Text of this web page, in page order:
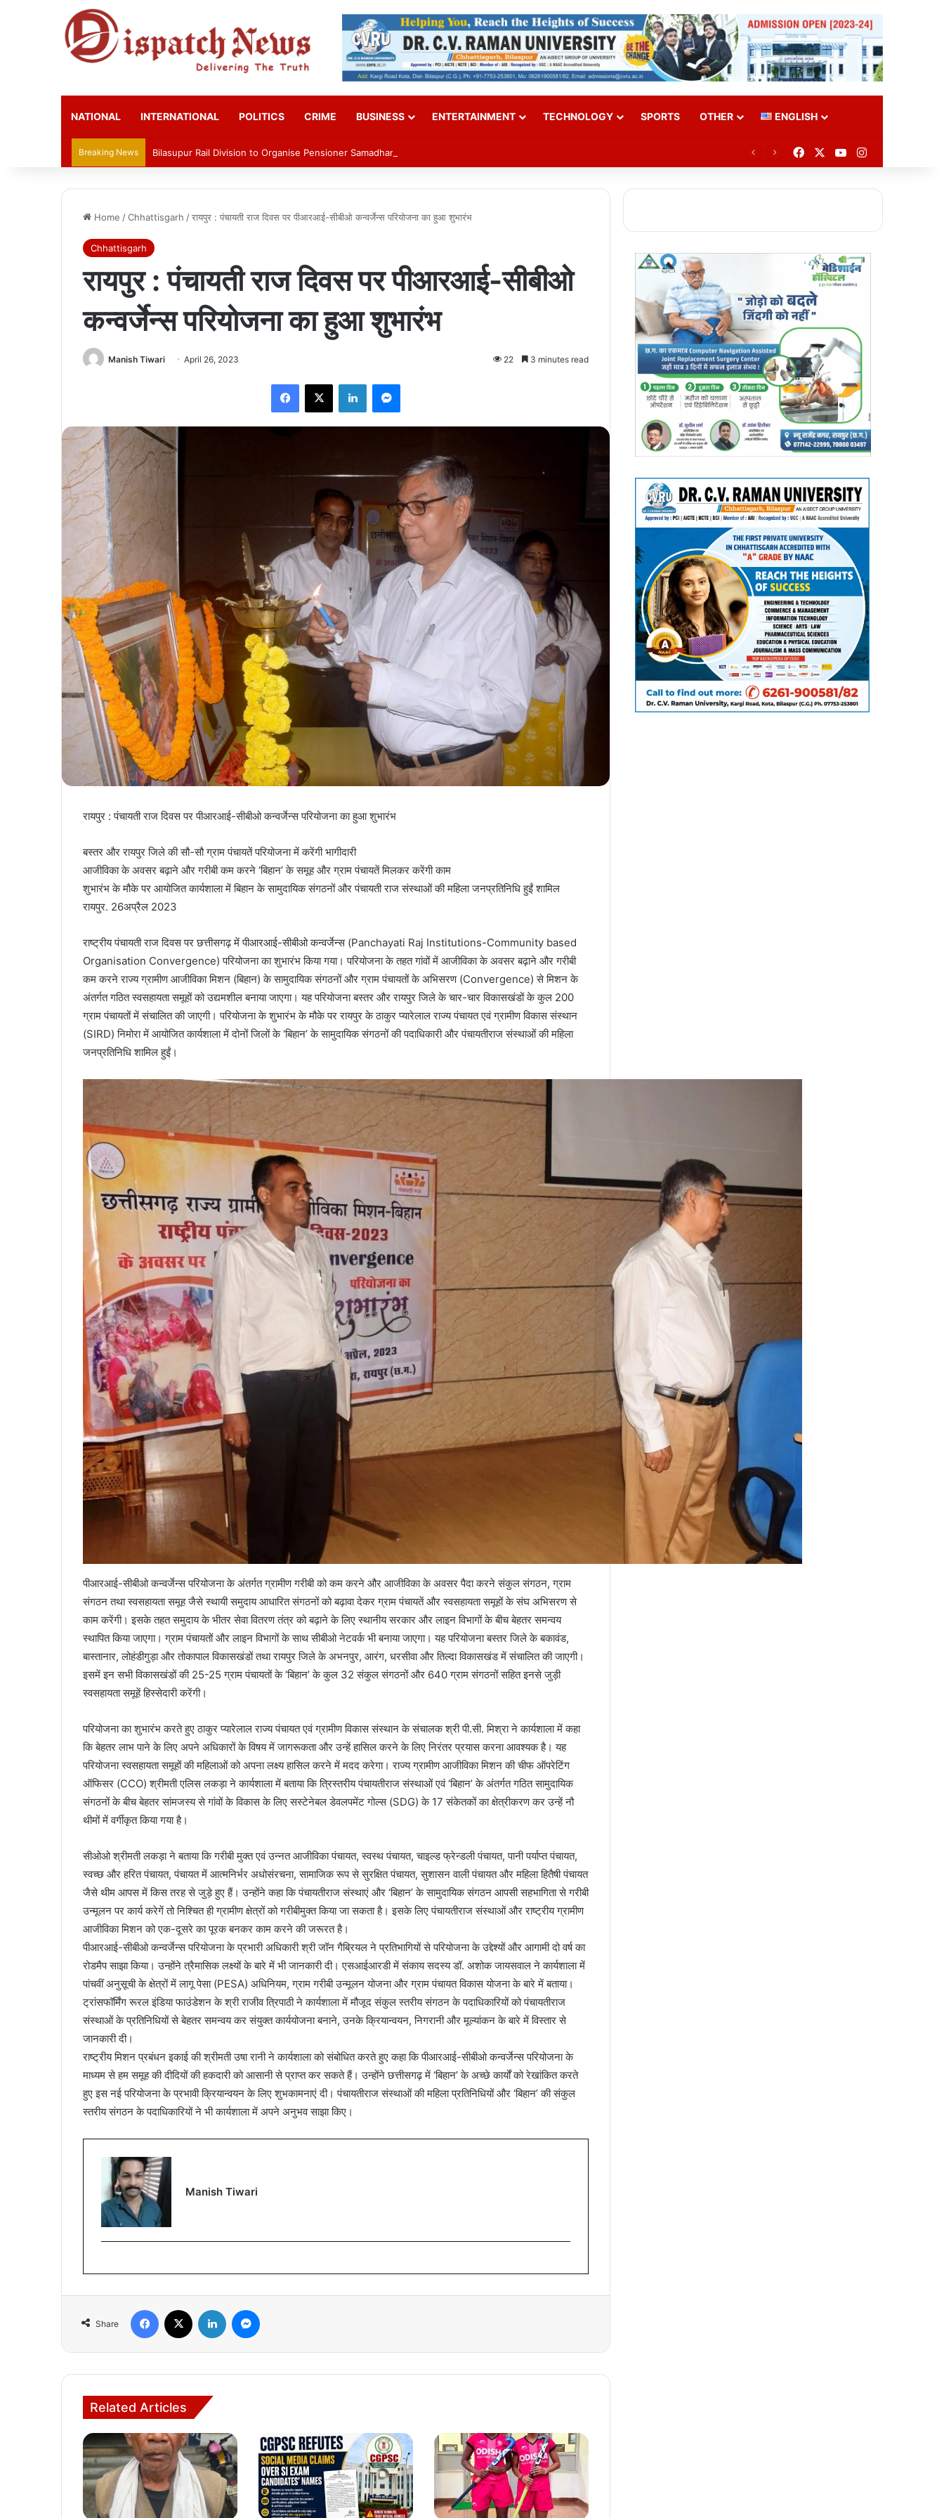
NATIONAL INTERNATIONAL POLITICS CRIME BUSINESS ENTERTAINMENT TECHNOLOGY SPORTS OTHER ENGLISH
Breaking News Bilasupur Rail Division to Organise Pensioner Samadhan Shivir 2026 FacebookYouTubeInstagram
Home /Chhattisgarh /रायपुर : पंचायती राज दिवस पर पीआरआई-सीबीओ कन्वर्जेन्स परियोजना का हुआ शुभारंभ
Chhattisgarh
रायपुर : पंचायती राज दिवस पर पीआरआई-सीबीओ
कन्वर्जेन्स परियोजना का हुआ शुभारंभ
Manish Tiwari April 26, 2023 22 3 minutes read
Facebook
X LinkedInMessenger
रायपुर : पंचायती राज दिवस पर पीआरआई-सीबीओ कन्वर्जेन्स परियोजना का हुआ शुभारंभ
बस्तर और रायपुर जिले की सौ-सौ ग्राम पंचायतें परियोजना में करेंगी भागीदारी
आजीविका के अवसर बढ़ाने और गरीबी कम करने ‘बिहान’ के समूह और ग्राम पंचायतें मिलकर करेंगी काम
शुभारंभ के मौके पर आयोजित कार्यशाला में बिहान के सामुदायिक संगठनों और पंचायती राज संस्थाओं की महिला जनप्रतिनिधि हुईं शामिल
रायपुर. 26अप्रैल 2023
राष्ट्रीय पंचायती राज दिवस पर छत्तीसगढ़ में पीआरआई-सीबीओ कन्वर्जेन्स (Panchayati Raj Institutions-Community based
Organisation Convergence) परियोजना का शुभारंभ किया गया। परियोजना के तहत गांवों में आजीविका के अवसर बढ़ाने और गरीबी
कम करने राज्य ग्रामीण आजीविका मिशन (बिहान) के सामुदायिक संगठनों और ग्राम पंचायतों के अभिसरण (Convergence) से मिशन के
अंतर्गत गठित स्वसहायता समूहों को उद्यमशील बनाया जाएगा। यह परियोजना बस्तर और रायपुर जिले के चार-चार विकासखंडों के कुल 200
ग्राम पंचायतों में संचालित की जाएगी। परियोजना के शुभारंभ के मौके पर रायपुर के ठाकुर प्यारेलाल राज्य पंचायत एवं ग्रामीण विकास संस्थान
(SIRD) निमोरा में आयोजित कार्यशाला में दोनों जिलों के ‘बिहान’ के सामुदायिक संगठनों की पदाधिकारी और पंचायतीराज संस्थाओं की महिला
जनप्रतिनिधि शामिल हुईं।
पीआरआई-सीबीओ कन्वर्जेन्स परियोजना के अंतर्गत ग्रामीण गरीबी को कम करने और आजीविका के अवसर पैदा करने संकुल संगठन, ग्राम
संगठन तथा स्वसहायता समूह जैसे स्थायी समुदाय आधारित संगठनों को बढ़ावा देकर ग्राम पंचायतें और स्वसहायता समूहों के संघ अभिसरण से
काम करेंगी। इसके तहत समुदाय के भीतर सेवा वितरण तंत्र को बढ़ाने के लिए स्थानीय सरकार और लाइन विभागों के बीच बेहतर समन्वय
स्थापित किया जाएगा। ग्राम पंचायतों और लाइन विभागों के साथ सीबीओ नेटवर्क भी बनाया जाएगा। यह परियोजना बस्तर जिले के बकावंड,
बास्तानार, लोहंडीगुड़ा और तोकापाल विकासखंडों तथा रायपुर जिले के अभनपुर, आरंग, धरसीवा और तिल्दा विकासखंड में संचालित की जाएगी।
इसमें इन सभी विकासखंडों की 25-25 ग्राम पंचायतों के ‘बिहान’ के कुल 32 संकुल संगठनों और 640 ग्राम संगठनों सहित इनसे जुड़ी
स्वसहायता समूहें हिस्सेदारी करेंगी।
परियोजना का शुभारंभ करते हुए ठाकुर प्यारेलाल राज्य पंचायत एवं ग्रामीण विकास संस्थान के संचालक श्री पी.सी. मिश्रा ने कार्यशाला में कहा
कि बेहतर लाभ पाने के लिए अपने अधिकारों के विषय में जागरूकता और उन्हें हासिल करने के लिए निरंतर प्रयास करना आवश्यक है। यह
परियोजना स्वसहायता समूहों की महिलाओं को अपना लक्ष्य हासिल करने में मदद करेगा। राज्य ग्रामीण आजीविका मिशन की चीफ ऑपरेटिंग
ऑफिसर (CCO) श्रीमती एलिस लकड़ा ने कार्यशाला में बताया कि त्रिस्तरीय पंचायतीराज संस्थाओं एवं ‘बिहान’ के अंतर्गत गठित सामुदायिक
संगठनों के बीच बेहतर सांमजस्य से गांवों के विकास के लिए सस्टेनेबल डेवलपमेंट गोल्स (SDG) के 17 संकेतकों का क्षेत्रीकरण कर उन्हें नौ
थीमों में वर्गीकृत किया गया है।
सीओओ श्रीमती लकड़ा ने बताया कि गरीबी मुक्त एवं उन्नत आजीविका पंचायत, स्वस्थ पंचायत, चाइल्ड फ्रेन्डली पंचायत, पानी पर्याप्त पंचायत,
स्वच्छ और हरित पंचायत, पंचायत में आत्मनिर्भर अधोसंरचना, सामाजिक रूप से सुरक्षित पंचायत, सुशासन वाली पंचायत और महिला हितैषी पंचायत
जैसे थीम आपस में किस तरह से जुड़े हुए हैं। उन्होंने कहा कि पंचायतीराज संस्थाएं और ‘बिहान’ के सामुदायिक संगठन आपसी सहभागिता से गरीबी
उन्मूलन पर कार्य करेगें तो निश्चित ही ग्रामीण क्षेत्रों को गरीबीमुक्त किया जा सकता है। इसके लिए पंचायतीराज संस्थाओं और राष्ट्रीय ग्रामीण
आजीविका मिशन को एक-दूसरे का पूरक बनकर काम करने की जरूरत है।
पीआरआई-सीबीओ कन्वर्जेन्स परियोजना के प्रभारी अधिकारी श्री जॉन गैब्रियल ने प्रतिभागियों से परियोजना के उद्देश्यों और आगामी दो वर्ष का
रोडमैप साझा किया। उन्होंने त्रैमासिक लक्ष्यों के बारे में भी जानकारी दी। एसआईआरडी में संकाय सदस्य डॉ. अशोक जायसवाल ने कार्यशाला में
पांचवीं अनुसूची के क्षेत्रों में लागू पेसा (PESA) अधिनियम, ग्राम गरीबी उन्मूलन योजना और ग्राम पंचायत विकास योजना के बारे में बताया।
ट्रांसफॉर्मिंग रूरल इंडिया फाउंडेशन के श्री राजीव त्रिपाठी ने कार्यशाला में मौजूद संकुल स्तरीय संगठन के पदाधिकारियों को पंचायतीराज
संस्थाओं के प्रतिनिधियों से बेहतर समन्वय कर संयुक्त कार्ययोजना बनाने, उनके क्रियान्वयन, निगरानी और मूल्यांकन के बारे में विस्तार से
जानकारी दी।
राष्ट्रीय मिशन प्रबंधन इकाई की श्रीमती उषा रानी ने कार्यशाला को संबोधित करते हुए कहा कि पीआरआई-सीबीओ कन्वर्जेन्स परियोजना के
माध्यम से हम समूह की दीदियों की हकदारी को आसानी से प्राप्त कर सकते हैं। उन्होंने छत्तीसगढ़ में ‘बिहान’ के अच्छे कार्यों को रेखांकित करते
हुए इस नई परियोजना के प्रभावी क्रियान्वयन के लिए शुभकामनाएं दी। पंचायतीराज संस्थाओं की महिला प्रतिनिधियों और ‘बिहान’ की संकुल
स्तरीय संगठन के पदाधिकारियों ने भी कार्यशाला में अपने अनुभव साझा किए।
Manish Tiwari
Share
Facebook LinkedIn
Related Articles